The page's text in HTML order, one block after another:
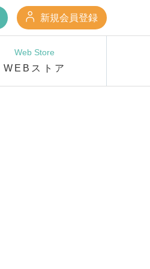
新規会員登録
Web Store
WEBストア